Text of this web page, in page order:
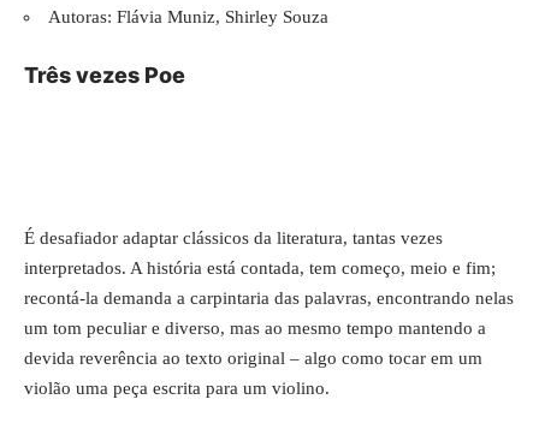
Autoras: Flávia Muniz, Shirley Souza
Três vezes Poe
É desafiador adaptar clássicos da literatura, tantas vezes
interpretados. A história está contada, tem começo, meio e fim;
recontá-la demanda a carpintaria das palavras, encontrando nelas
um tom peculiar e diverso, mas ao mesmo tempo mantendo a
devida reverência ao texto original – algo como tocar em um
violão uma peça escrita para um violino.